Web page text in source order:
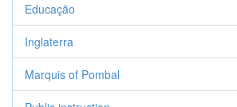
Educação
Inglaterra
Marquis of Pombal